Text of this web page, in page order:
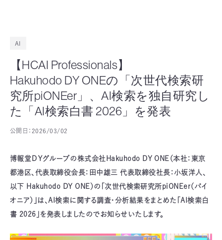
AI
【HCAI Professionals】
Hakuhodo DY ONEの「次世代検索研
究所piONEer」、AI検索を独自研究し
た「AI検索白書 2026」を発表
公開日： 2026/03/02
博報堂ＤＹグループの株式会社Hakuhodo DY ONE（本社：東京
都港区、代表取締役会長：田中雄三 代表取締役社長：小坂洋人、
以下 Hakuhodo DY ONE）の「次世代検索研究所piONEer（パイ
オニア）」は、AI検索に関する調査・分析結果をまとめた「AI検索白
書 2026」を発表しましたのでお知らせいたします。